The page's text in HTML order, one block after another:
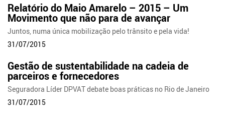
Relatório do Maio Amarelo – 2015 – Um
Movimento que não para de avançar
Juntos, numa única mobilização pelo trânsito e pela vida!
31/07/2015
Gestão de sustentabilidade na cadeia de
parceiros e fornecedores
Seguradora Líder DPVAT debate boas práticas no Rio de Janeiro
31/07/2015